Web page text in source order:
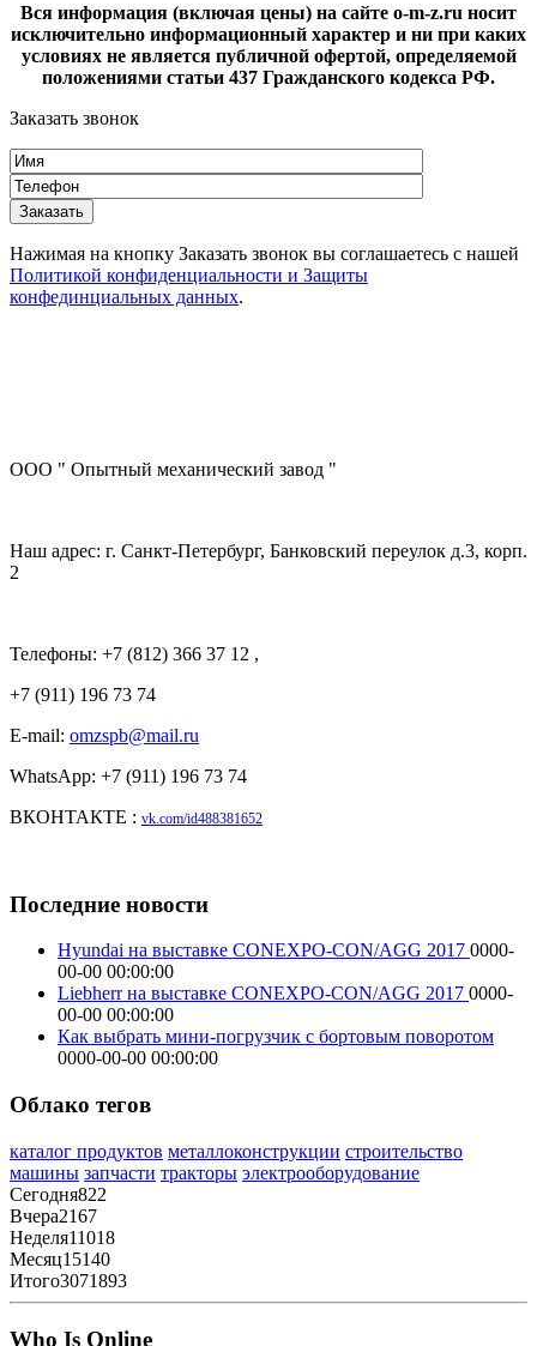
Вся информация (включая цены) на сайте o-m-z.ru носит
исключительно информационный характер и ни при каких
условиях не является публичной офертой, определяемой
положениями статьи 437 Гражданского кодекса РФ.
Заказать звонок
Нажимая на кнопку Заказать звонок вы соглашаетесь с нашей
Политикой конфиденциальности и Защиты
конфединциальных данных.
ООО " Опытный механический завод "
Наш адрес: г. Санкт-Петербург, Банковский переулок д.3, корп.
2
Телефоны: +7 (812) 366 37 12 ,
+7 (911) 196 73 74
E-mail: omzspb@mail.ru
WhatsApp: +7 (911) 196 73 74
ВКОНТАКТЕ : vk.com/id488381652
Последние новости
Hyundai на выставке CONEXPO-CON/AGG 2017 0000-
00-00 00:00:00
Liebherr на выставке CONEXPO-CON/AGG 2017 0000-
00-00 00:00:00
Как выбрать мини-погрузчик с бортовым поворотом
0000-00-00 00:00:00
Облако тегов
каталог продуктов металлоконструкции строительство
машины запчасти тракторы электрооборудование
Сегодня822
Вчера2167
Неделя11018
Месяц15140
Итого3071893
Who Is Online